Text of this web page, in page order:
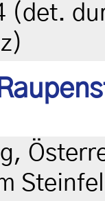
(det.